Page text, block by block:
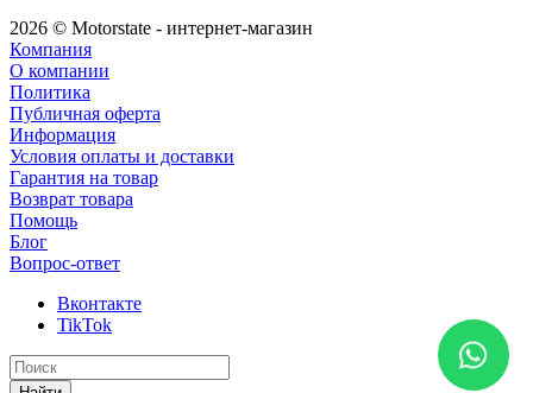
2026 © Motorstate - интернет-магазин
Компания
О компании
Политика
Публичная оферта
Информация
Условия оплаты и доставки
Гарантия на товар
Возврат товара
Помощь
Блог
Вопрос-ответ
Вконтакте
TikTok